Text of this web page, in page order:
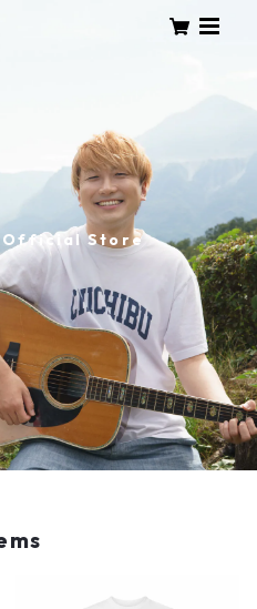
Official Store